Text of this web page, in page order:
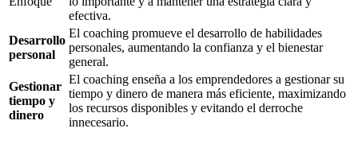
efectiva.
Desarrollo
personal
El coaching promueve el desarrollo de habilidades
personales, aumentando la confianza y el bienestar
general.
Gestionar
tiempo y
dinero
El coaching enseña a los emprendedores a gestionar su
tiempo y dinero de manera más eficiente, maximizando
los recursos disponibles y evitando el derroche
innecesario.